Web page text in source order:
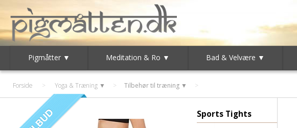
Pigmåtter ▼ Meditation & Ro ▼ Bad & Velvære ▼
Forside > Yoga & Træning ▼ > Tilbehør til træning ▼
Sports Tights